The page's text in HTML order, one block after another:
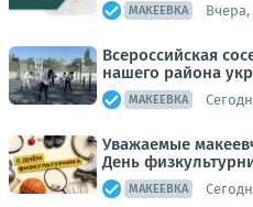
МАКЕЕВКА Вчера,
Всероссийская
нашего района
МАКЕЕВКА
Уважаемые
День
МАКЕЕВКА